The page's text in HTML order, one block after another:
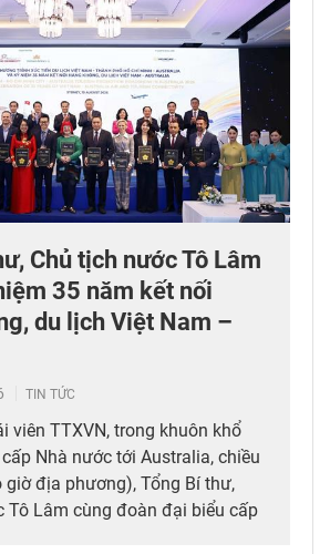
Chủ tịch nước Tô Lâm
35 năm kết nối
du lịch Việt Nam –
TIN TỨC
viên TTXVN, trong khuôn khổ
Nhà nước tới Australia, chiều
địa phương), Tổng Bí thư,
Tô Lâm cùng đoàn đại biểu cấp